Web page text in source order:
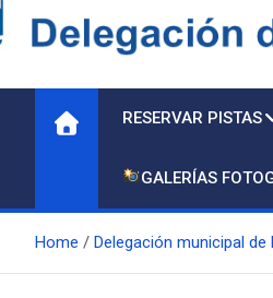
Delegación
RESERVAR PISTAS
GALERÍAS
Home Delegación municipal de